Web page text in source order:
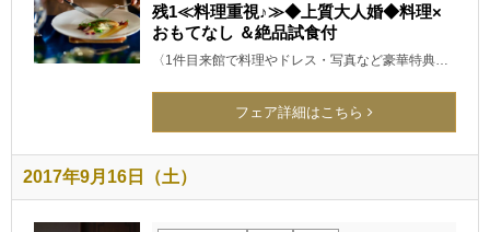
残1≪料理重視♪≫◆上質大人婚◆料理×
おもてなし ＆絶品試食付
〈1件目来館で料理やドレス・写真など豪華特典…
フェア詳細はこちら
2017年9月16日（土）